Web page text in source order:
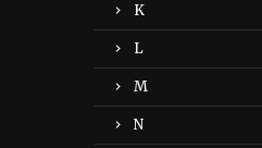
K
L
M
N